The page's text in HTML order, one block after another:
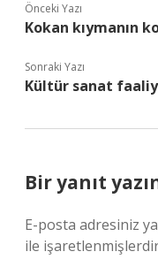
Önceki Yazı
Kokan kıymanın
Sonraki Yazı
Kültür sanat
Bir yanıt
E-posta adresiniz
ile